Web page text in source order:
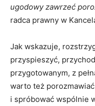
ugodowy zawrzeć
radca prawny w
Jak wskazuje,
przyspieszyć,
przygotowanym, z
warto też
i spróbować wspólnie